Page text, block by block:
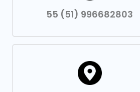
55 (51) 996682803